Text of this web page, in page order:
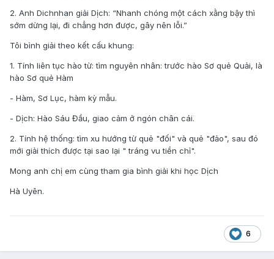
2. Anh Dichnhan giải Dịch: “Nhanh chóng một cách xằng bậy thì
sớm dừng lại, đi chẳng hơn được, gây nên lỗi.”
Tôi bình giải theo kết cấu khung:
1. Tính liên tục hào từ: tìm nguyên nhân: trước hào Sơ quẻ Quải, là
hào Sơ quẻ Hàm
- Hàm, Sơ Lục, hàm kỳ mẫu.
- Dịch: Hào Sáu Đầu, giao cảm ở ngón chân cái.
2. Tính hệ thống: tìm xu hướng từ quẻ "đối" và quẻ "đảo", sau đó
mới giải thích được tại sao lại " tráng vu tiền chỉ".
Mong anh chị em cùng tham gia bình giải khi học Dịch
Hà Uyên.
6